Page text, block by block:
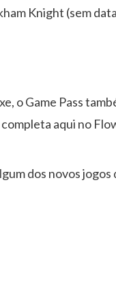
Knight (sem
o Game Pass
aqui no
dos novos